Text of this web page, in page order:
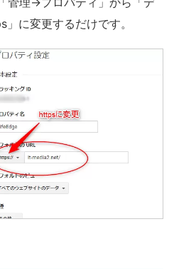
に変更するだけです。